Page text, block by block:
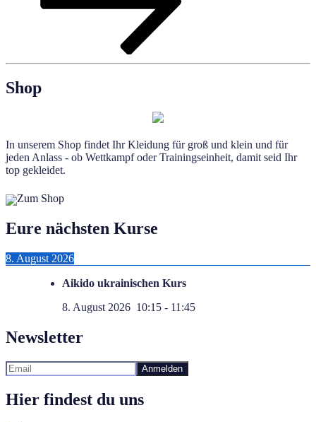
Shop
In unserem Shop findet Ihr Kleidung für groß und klein und für
jeden Anlass - ob Wettkampf oder Trainingseinheit, damit seid Ihr
top gekleidet.
Zum Shop
Eure nächsten Kurse
8. August 2026
Aikido ukrainischen Kurs
8. August 2026 10:15 - 11:45
Newsletter
Hier findest du uns